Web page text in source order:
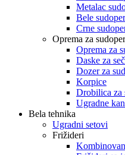
Metalac
Bele
Crne
Oprema za
Oprema za
Daske za
Dozer za
Korpice
Drobilica za
Ugradne
Bela tehnika
Ugradni setovi
Frižideri